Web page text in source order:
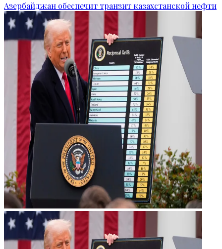
Азербайджан обеспечит транзит казахстанской нефти